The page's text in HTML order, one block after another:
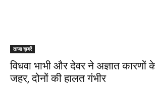
ताजा ख़बरें
विधवा भाभी और देवर ने अज्ञात
जहर, दोनों की हालत गंभीर